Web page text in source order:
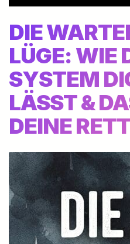
DIE
LÜGE: WIE
SYSTEM
LÄSST &
DEINE